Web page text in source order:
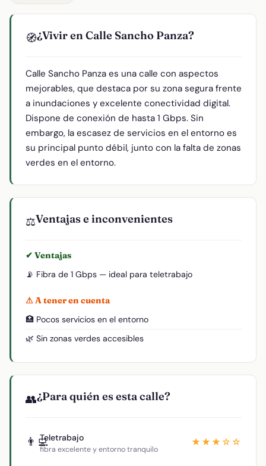
🧭¿Vivir en Calle Sancho Panza?
Calle Sancho Panza es una calle con aspectos
mejorables, que destaca por su zona segura frente
a inundaciones y excelente conectividad digital.
Dispone de conexión de hasta 1 Gbps. Sin
embargo, la escasez de servicios en el entorno es
su principal punto débil, junto con la falta de zonas
verdes en el entorno.
⚖️Ventajas e inconvenientes
✔ Ventajas
📡 Fibra de 1 Gbps — ideal para teletrabajo
⚠ A tener en cuenta
🏥 Pocos servicios en el entorno
🌿 Sin zonas verdes accesibles
👥¿Para quién es esta calle?
👨‍💻Teletrabajo
fibra excelente y entorno tranquilo
★★★☆☆